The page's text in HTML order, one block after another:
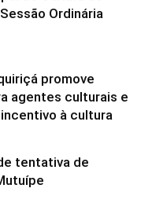
Ordinária
promove
agentes culturais e
à cultura
tentativa de